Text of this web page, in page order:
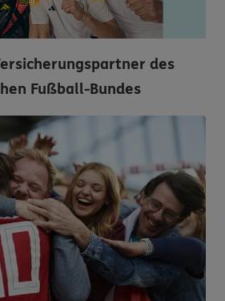
des
Fußball-Bundes